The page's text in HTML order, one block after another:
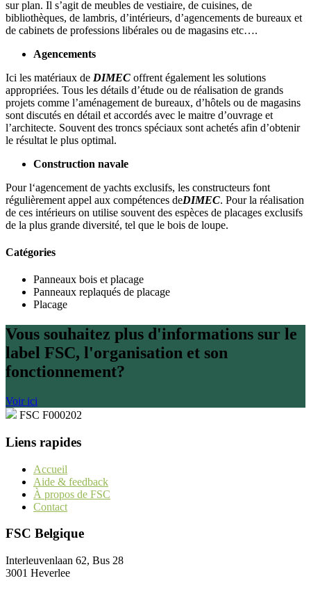
sur plan. Il s’agit de meubles de vestiaire, de cuisines, de
bibliothèques, de lambris, d’intérieurs, d’agencements de bureaux et
de cabinets de professions libérales ou de magasins etc….
Agencements
Ici les matériaux de DIMEC offrent également les solutions
appropriées. Tous les détails d’étude ou de réalisation de grands
projets comme l’aménagement de bureaux, d’hôtels ou de magasins
sont discutés en détail et accordés avec le maitre d’ouvrage et
l’architecte. Souvent des troncs spéciaux sont achetés afin d’obtenir
le résultat le plus optimal.
Construction navale
Pour l‘agencement de yachts exclusifs, les constructeurs font
régulièrement appel aux compétences deDIMEC. Pour la réalisation
de ces intérieurs on utilise souvent des espèces de placages exclusifs
de la plus grande diversité, tel que le bois de loupe.
Catégories
Panneaux bois et placage
Panneaux replaqués de placage
Placage
Vous souhaitez plus d'informations sur le
label FSC, l'organisation et son
fonctionnement?
Voir ici
FSC F000202
Liens rapides
Accueil
Aide & feedback
À propos de FSC
Contact
FSC Belgique
Interleuvenlaan 62, Bus 28
3001 Heverlee